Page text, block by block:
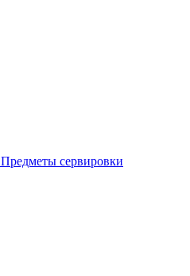
Предметы сервировки